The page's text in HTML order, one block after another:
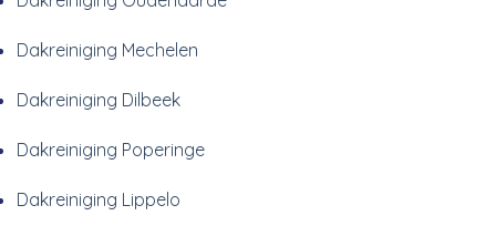
Dakreiniging Mechelen
Dakreiniging Dilbeek
Dakreiniging Poperinge
Dakreiniging Lippelo